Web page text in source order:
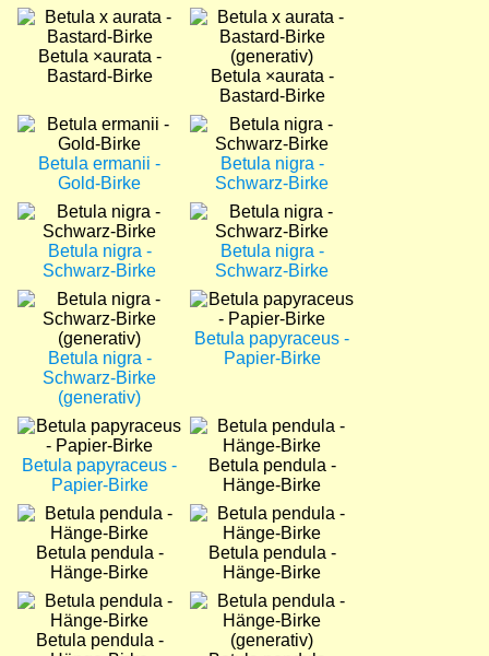
Bild
Betula ×aurata -
Bastard-Birke
Bild
Betula ×aurata -
Bastard-Birke
Bild
Betula ermanii -
Gold-Birke
Bild
Betula nigra -
Schwarz-Birke
Bild
Betula nigra -
Schwarz-Birke
Bild
Betula nigra -
Schwarz-Birke
Bild
Betula nigra -
Schwarz-Birke
(generativ)
Bild
Betula papyraceus -
Papier-Birke
Bild
Betula papyraceus -
Papier-Birke
Bild
Betula pendula -
Hänge-Birke
Bild
Betula pendula -
Hänge-Birke
Bild
Betula pendula -
Hänge-Birke
Bild
Betula pendula -
Bild